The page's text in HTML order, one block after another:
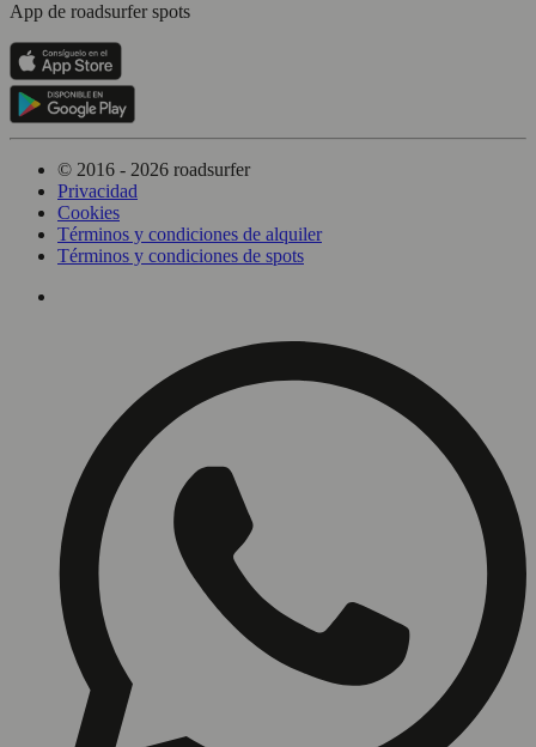
App de roadsurfer spots
© 2016 - 2026 roadsurfer
Privacidad
Cookies
Términos y condiciones de alquiler
Términos y condiciones de spots